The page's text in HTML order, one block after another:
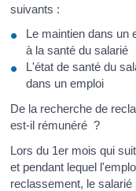
suivants :
Le maintien dans un
à la santé du salarié
L'état de santé du
dans un emploi
De la recherche de
est-il rémunéré ?
Lors du 1er mois qui
et pendant lequel
reclassement, le salarié